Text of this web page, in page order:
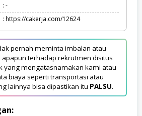
: -
: https://cakerja.com/12624
pernah meminta imbalan atau
terhadap rekrutmen disitus
yang mengatasnamakan kami atau
biaya seperti transportasi atau
lainnya bisa dipastikan itu PALSU.